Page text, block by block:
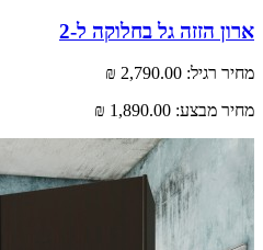
הזזה גל בחלוקה ל-2
רגיל: 2,790.00 ₪
מבצע: 1,890.00 ₪